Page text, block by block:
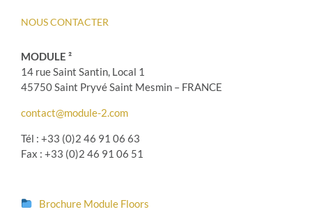
NOUS CONTACTER
MODULE ²
14 rue Saint Santin, Local 1
45750 Saint Pryvé Saint Mesmin – FRANCE
contact@module-2.com
Tél : +33 (0)2 46 91 06 63
Fax : +33 (0)2 46 91 06 51
Brochure Module Floors